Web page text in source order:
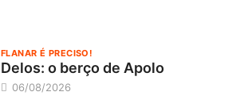
FLANAR É PRECISO!
Delos: o berço de Apolo
06/08/2026